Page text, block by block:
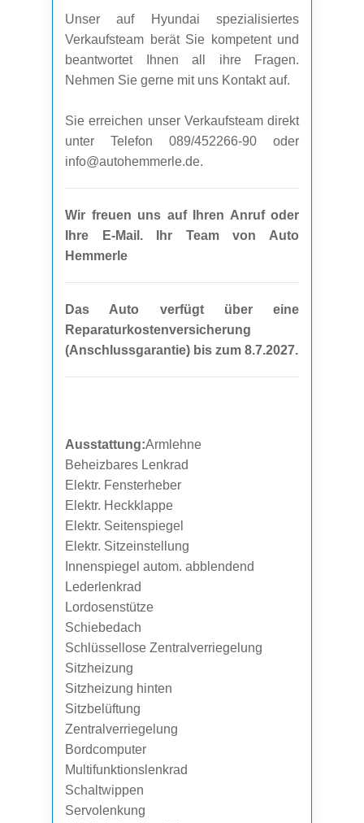
Unser auf Hyundai spezialisiertes
Verkaufsteam berät Sie kompetent und
beantwortet Ihnen all ihre Fragen.
Nehmen Sie gerne mit uns Kontakt auf.
Sie erreichen unser Verkaufsteam direkt
unter Telefon 089/452266-90 oder
info@autohemmerle.de.
Wir freuen uns auf Ihren Anruf oder
Ihre E-Mail. Ihr Team von Auto
Hemmerle
Das Auto verfügt über eine
Reparaturkostenversicherung
(Anschlussgarantie) bis zum 8.7.2027.
Ausstattung:Armlehne
Beheizbares Lenkrad
Elektr. Fensterheber
Elektr. Heckklappe
Elektr. Seitenspiegel
Elektr. Sitzeinstellung
Innenspiegel autom. abblendend
Lederlenkrad
Lordosenstütze
Schiebedach
Schlüssellose Zentralverriegelung
Sitzheizung
Sitzheizung hinten
Sitzbelüftung
Zentralverriegelung
Bordcomputer
Multifunktionslenkrad
Schaltwippen
Servolenkung